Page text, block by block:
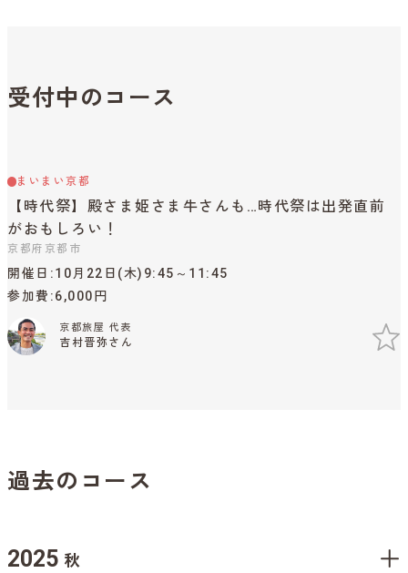
受付中のコース
まいまい京都
【時代祭】殿さま姫さま牛さんも…時代祭は出発直前
がおもしろい！
京都府京都市
開催日
10月22日(木)9:45～11:45
参加費 6,000円
京都旅屋 代表
吉村晋弥さん
過去のコース
2025 秋